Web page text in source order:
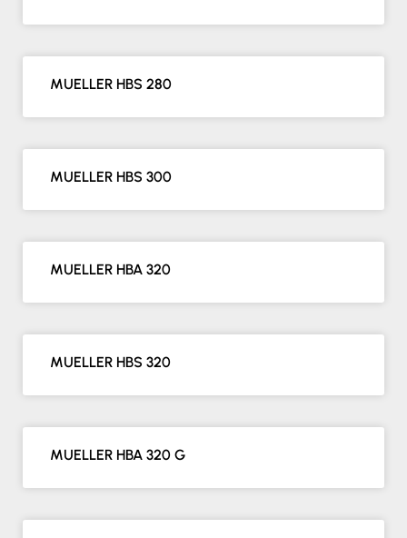
MUELLER HBS 280
MUELLER HBS 300
MUELLER HBA 320
MUELLER HBS 320
MUELLER HBA 320 G